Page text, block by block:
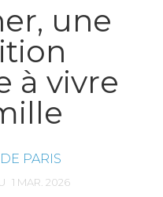
une
à vivre
PARIS
1 MAR. 2026